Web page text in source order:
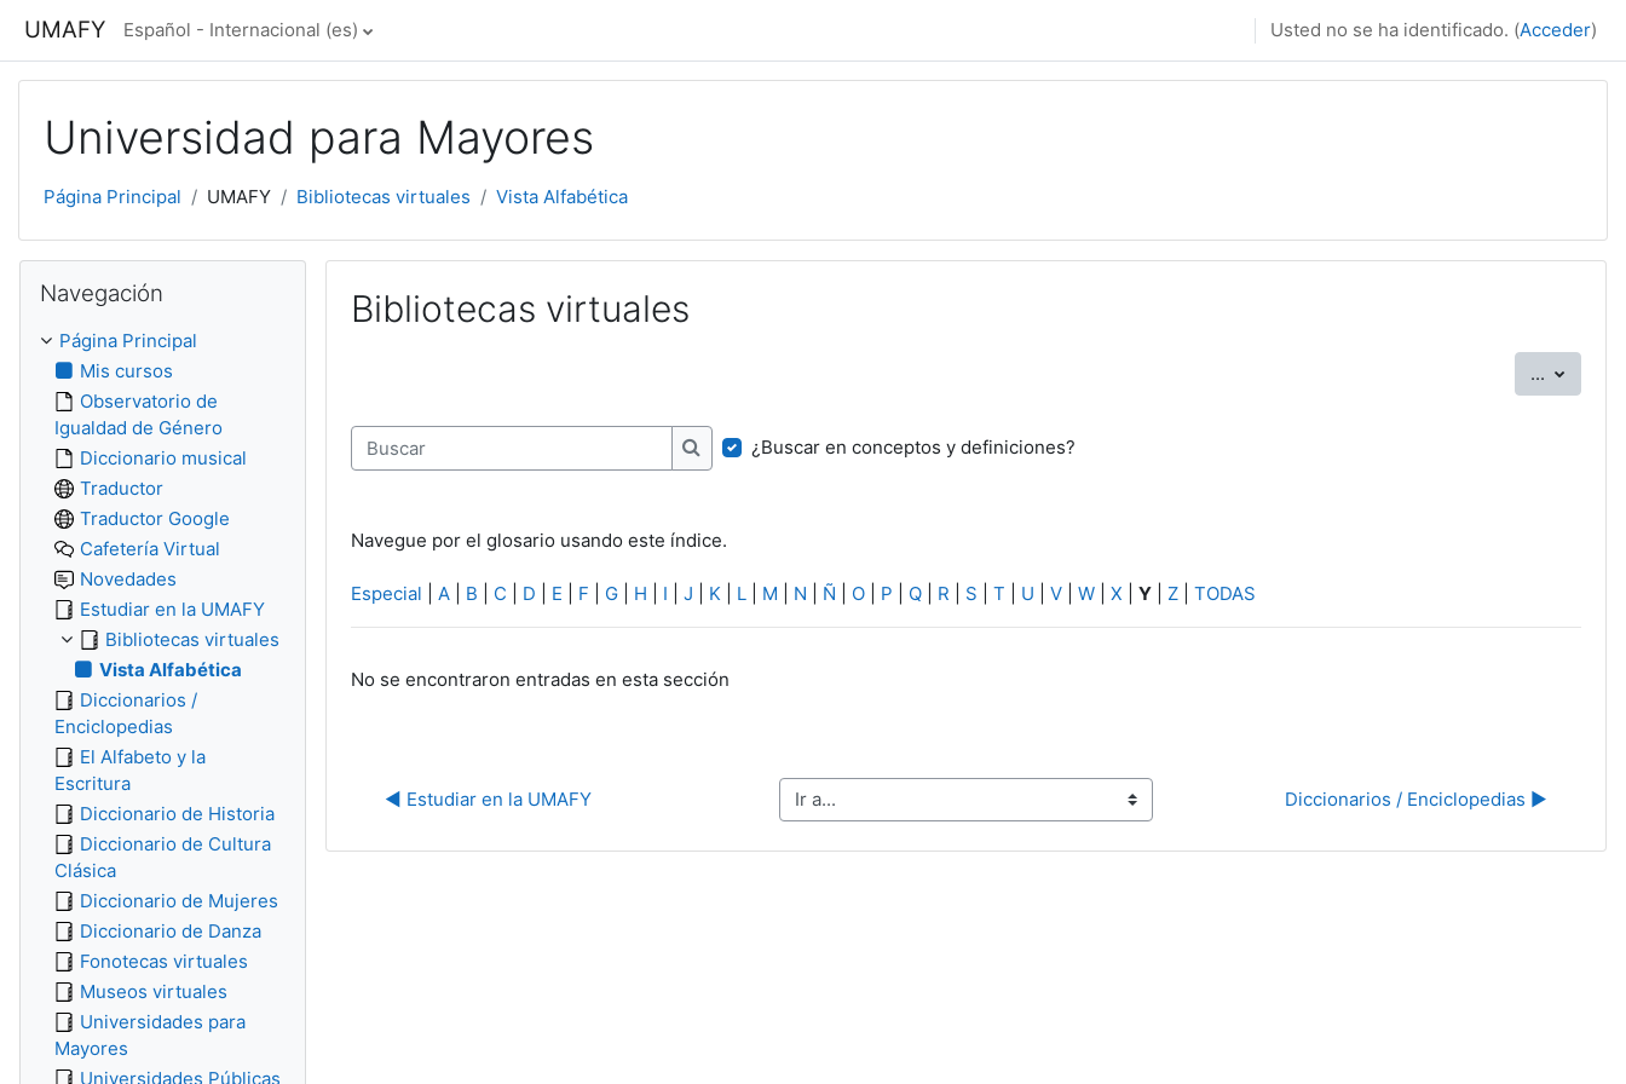
UMAFY Español - Internacional ‎(es)‎ Usted no se ha identificado. (Acceder)
Universidad para Mayores
Página Principal UMAFY Bibliotecas virtuales Vista Alfabética
Bibliotecas virtuales
...
Buscar
Buscar
¿Buscar en conceptos y definiciones?
Navegue por el glosario usando este índice.
Especial A| B C D E F G| H I J K L| M N Ñ O| P Q| R S T U V| W| X Y| Z| TODAS
No se encontraron entradas en esta sección
◀︎ Estudiar en la UMAFY Ir a... Diccionarios / Enciclopedias ▶︎
Navegación
Página Principal
Mis cursos
Observatorio de
Igualdad de Género
Diccionario musical
Traductor
Traductor Google
Cafetería Virtual
Novedades
Estudiar en la UMAFY
Bibliotecas virtuales
Vista Alfabética
Diccionarios /
Enciclopedias
El Alfabeto y la
Escritura
Diccionario de Historia
Diccionario de Cultura
Clásica
Diccionario de Mujeres
Diccionario de Danza
Fonotecas virtuales
Museos virtuales
Universidades para
Mayores
Universidades Públicas